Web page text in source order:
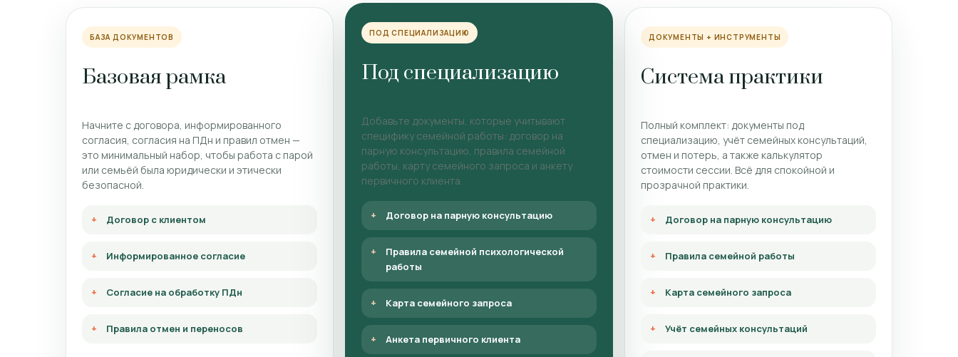
БАЗА ДОКУМЕНТОВ
Базовая рамка
Начните с договора, информированного
согласия, согласия на ПДн и правил отмен —
это минимальный набор, чтобы работа с парой
или семьёй была юридически и этически
безопасной.
Договор с клиентом
Информированное согласие
Согласие на обработку ПДн
Правила отмен и переносов
ПОД СПЕЦИАЛИЗАЦИЮ
Под специализацию
Добавьте документы, которые учитывают
специфику семейной работы: договор на
парную консультацию, правила семейной
работы, карту семейного запроса и анкету
первичного клиента.
Договор на парную консультацию
Правила семейной психологической
работы
Карта семейного запроса
Анкета первичного клиента
ДОКУМЕНТЫ + ИНСТРУМЕНТЫ
Система практики
Полный комплект: документы под
специализацию, учёт семейных консультаций,
отмен и потерь, а также калькулятор
стоимости сессии. Всё для спокойной и
прозрачной практики.
Договор на парную консультацию
Правила семейной работы
Карта семейного запроса
Учёт семейных консультаций